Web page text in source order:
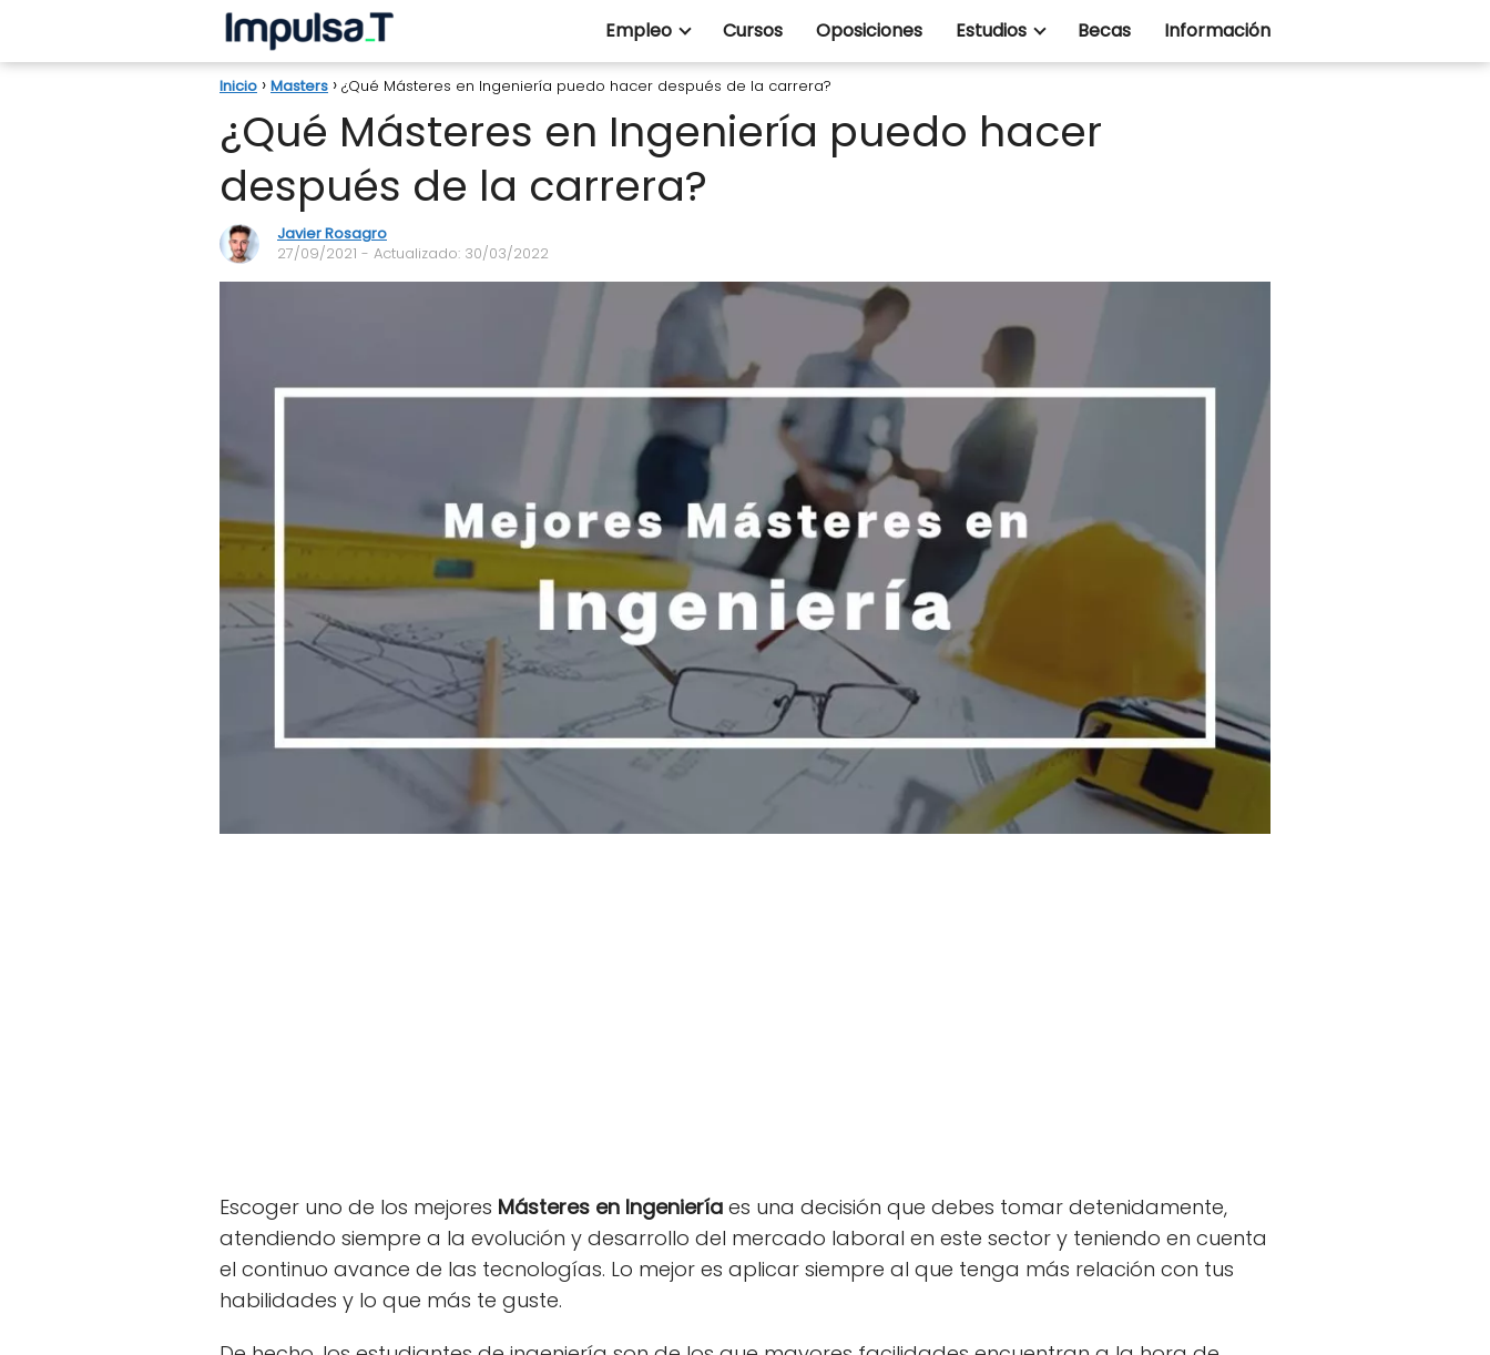
Empleo Cursos Oposiciones Estudios Becas Información
Inicio Masters ¿Qué Másteres en Ingeniería puedo hacer después de la carrera?
¿Qué Másteres en Ingeniería puedo hacer
después de la carrera?
Javier Rosagro
27/09/2021 - Actualizado: 30/03/2022
Escoger uno de los mejores Másteres en Ingeniería es una decisión que debes tomar detenidamente,
atendiendo siempre a la evolución y desarrollo del mercado laboral en este sector y teniendo en cuenta
el continuo avance de las tecnologías. Lo mejor es aplicar siempre al que tenga más relación con tus
habilidades y lo que más te guste.